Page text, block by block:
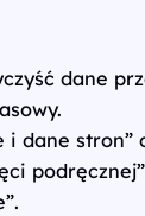
dane
i dane stron”